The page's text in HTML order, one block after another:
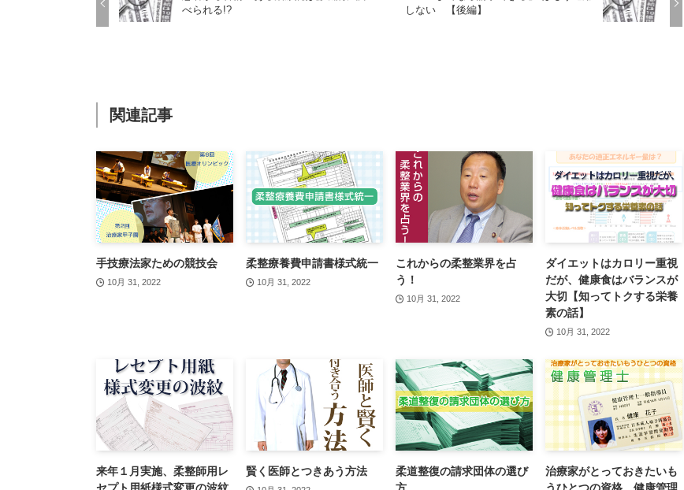
べられる!?
しない 【後編】
関連記事
手技療法家ための競技会
10月 31, 2022
柔整療養費申請書様式統一
10月 31, 2022
これからの柔整業界を占
う！
10月 31, 2022
ダイエットはカロリー重視
だが、健康食はバランスが
大切【知ってトクする栄養
素の話】
10月 31, 2022
来年１月実施、柔整師用レ
賢く医師とつきあう方法
柔道整復の請求団体の選び
治療家がとっておきたいも